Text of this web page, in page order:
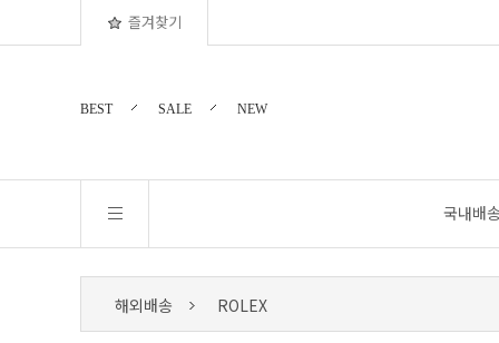
즐겨찾기
BEST SALE NEW
국내배
해외배송 ROLEX